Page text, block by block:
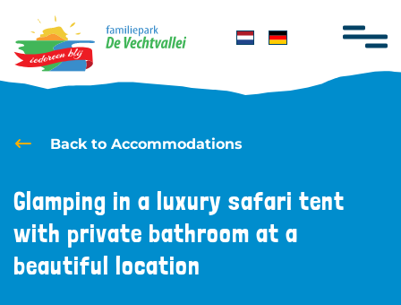
navigation
Home
Groups
Facilities
Activities
Back to Accommodations
Glamping in a luxury safari tent
with private bathroom at a
beautiful location